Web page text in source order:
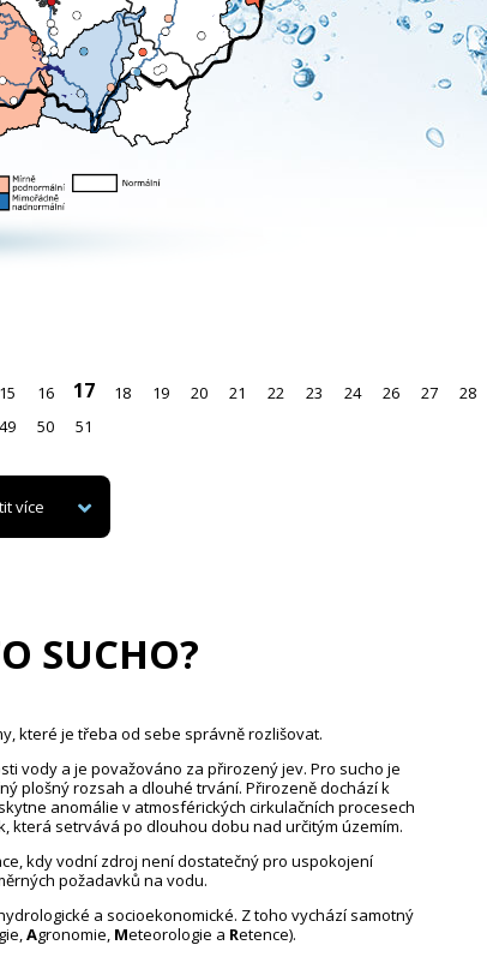
15 16 17 18 19 20 21 22 23 24 26 27 28
49 50 51
více
SUCHO?
které je třeba od sebe správně rozlišovat.
vody a je považováno za přirozený jev. Pro sucho je
plošný rozsah a dlouhé trvání. Přirozeně dochází k
anomálie v atmosférických cirkulačních procesech
která setrvává po dlouhou dobu nad určitým územím.
kdy vodní zdroj není dostatečný pro uspokojení
požadavků na vodu.
a socioekonomické. Z toho vychází samotný
Agronomie, Meteorologie a Retence).